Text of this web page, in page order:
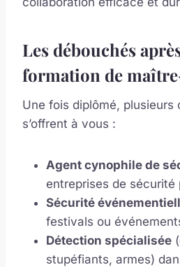
Les débouchés
formation de
Une fois diplômé, plusieurs
s’offrent à vous :
Agent cynophile de
entreprises de sécurité
Sécurité
festivals ou
Détection spécialisée
stupéfiants, armes)